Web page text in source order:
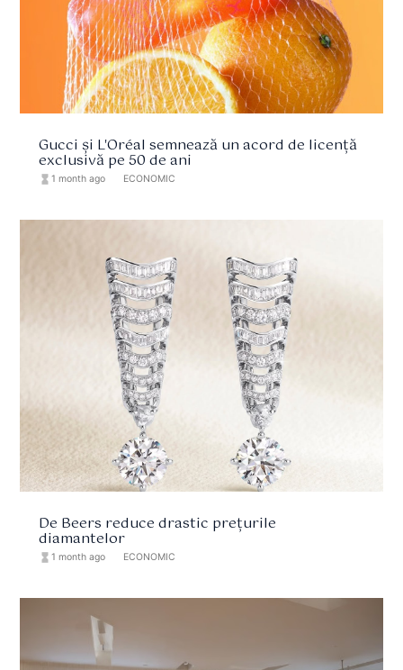
Gucci și L'Oréal semnează un acord de licență
exclusivă pe 50 de ani
hourglass_full 1 month ago ECONOMIC
De Beers reduce drastic prețurile
diamantelor
hourglass_full 1 month ago ECONOMIC